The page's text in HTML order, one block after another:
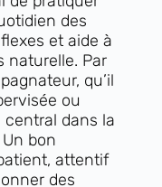
des
et aide à
naturelle. Par
qu’il
ou
dans la
bon
attentif
des